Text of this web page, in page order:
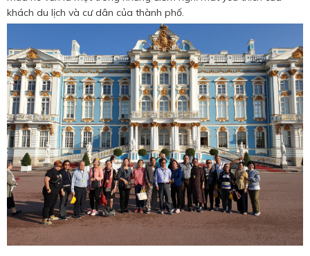
0784 849 849
khách du lịch và cư dân của thành phố.